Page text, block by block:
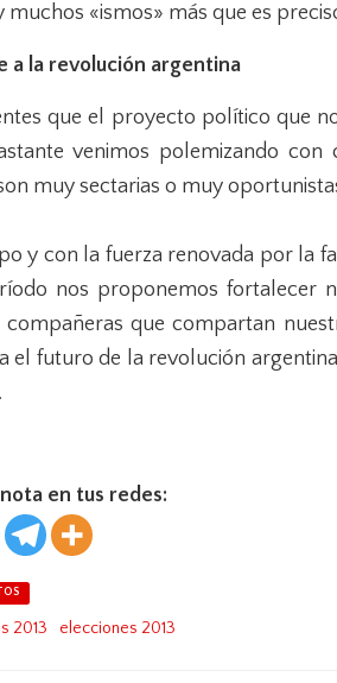
«ismos» más que es
a la revolución argentina
que el proyecto político que
venimos polemizando
muy sectarias o muy
y con la fuerza renovada por la
nos proponemos fortalecer
que compartan
el futuro de la revolución
en tus redes:
2013 elecciones 2013